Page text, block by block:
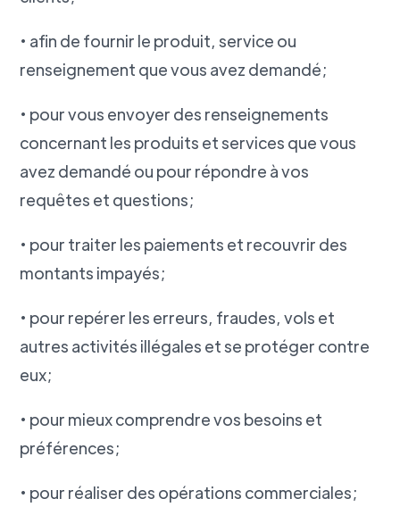
• afin de fournir le produit, service ou
renseignement que vous avez demandé;
• pour vous envoyer des renseignements
concernant les produits et services que vous
avez demandé ou pour répondre à vos
requêtes et questions;
• pour traiter les paiements et recouvrir des
montants impayés;
• pour repérer les erreurs, fraudes, vols et
autres activités illégales et se protéger contre
eux;
• pour mieux comprendre vos besoins et
préférences;
• pour réaliser des opérations commerciales;